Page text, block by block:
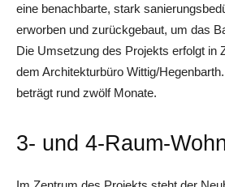
eine benachbarte, stark
erworben und zurückgebaut, um das
Die Umsetzung des Projekts erfolgt in
dem Architekturbüro Wittig/
beträgt rund zwölf Monate.
3- und 4-Raum-